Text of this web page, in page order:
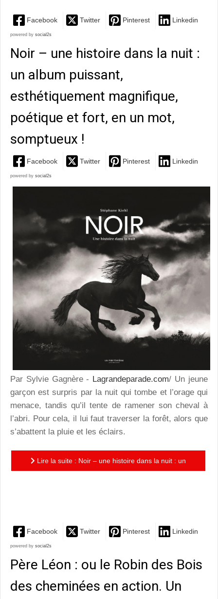
Facebook Twitter Pinterest Linkedin
powered by social2s
Noir – une histoire dans la nuit :
un album puissant,
esthétiquement magnifique,
poétique et fort, en un mot,
somptueux !
Facebook Twitter Pinterest Linkedin
powered by social2s
Par Sylvie Gagnère - Lagrandeparade.com/ Un jeune
garçon est surpris par la nuit qui tombe et l’orage qui
menace, tandis qu’il tente de ramener son cheval à
l’abri. Pour cela, il lui faut traverser la forêt, alors que
s’abattent la pluie et les éclairs.
Lire la suite : Noir – une histoire dans la nuit : un
Facebook Twitter Pinterest Linkedin
powered by social2s
Père Léon : ou le Robin des Bois
des cheminées en action. Un